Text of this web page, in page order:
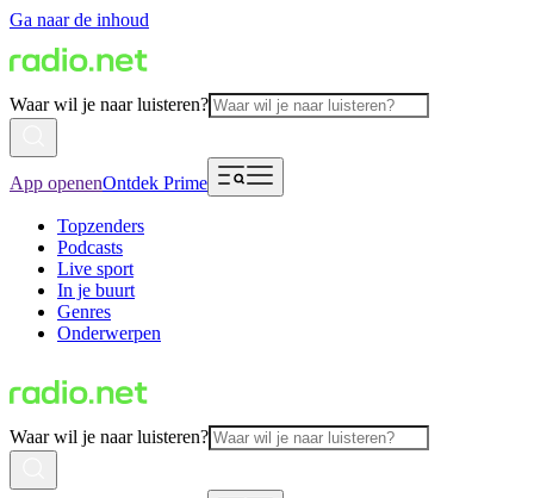
Ga naar de inhoud
Waar wil je naar luisteren?
App openenOntdek Prime
Topzenders
Podcasts
Live sport
In je buurt
Genres
Onderwerpen
Waar wil je naar luisteren?